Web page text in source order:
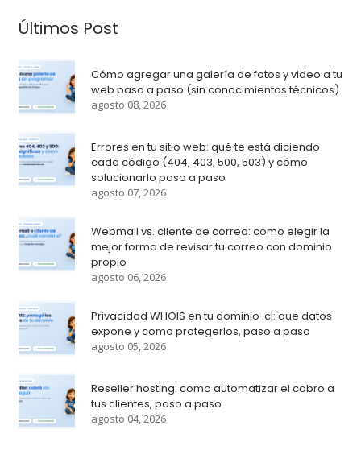
Últimos Post
Cómo agregar una galería de fotos y video a tu
web paso a paso (sin conocimientos técnicos)
agosto 08, 2026
Errores en tu sitio web: qué te está diciendo
cada código (404, 403, 500, 503) y cómo
solucionarlo paso a paso
agosto 07, 2026
Webmail vs. cliente de correo: como elegir la
mejor forma de revisar tu correo con dominio
propio
agosto 06, 2026
Privacidad WHOIS en tu dominio .cl: que datos
expone y como protegerlos, paso a paso
agosto 05, 2026
Reseller hosting: como automatizar el cobro a
tus clientes, paso a paso
agosto 04, 2026